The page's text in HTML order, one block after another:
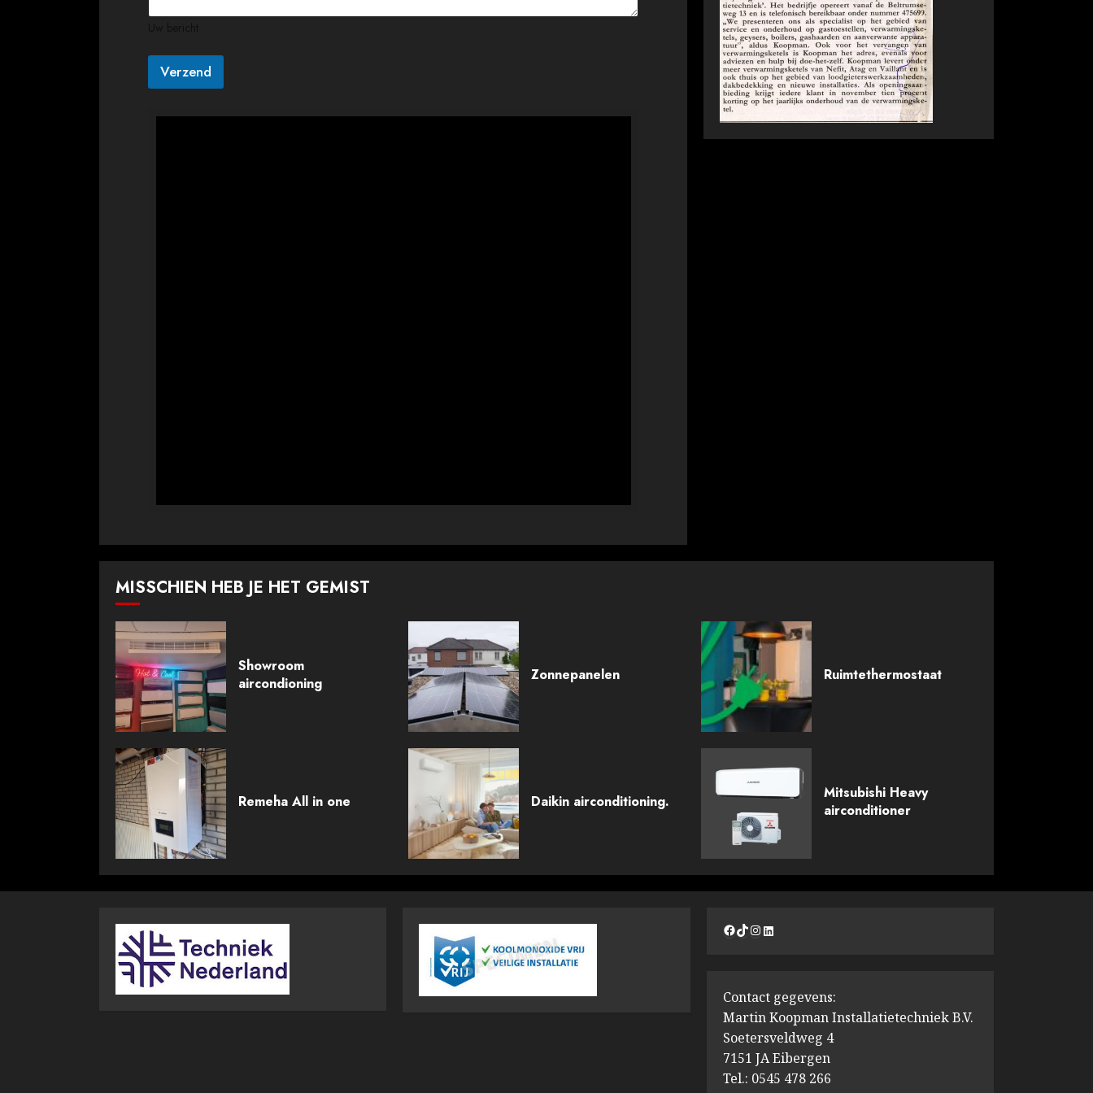
Verzend
MISSCHIEN HEB JE HET GEMIST
Showroom
aircondioning
Zonnepanelen Ruimtethermostaat
Remeha All in one Daikin airconditioning.
Mitsubishi Heavy
airconditioner
Facebook
TikTok
Instagram
LinkedIn
Contact gegevens:
Martin Koopman Installatietechniek B.V.
Soetersveldweg 4
7151 JA Eibergen
Tel.: 0545 478 266